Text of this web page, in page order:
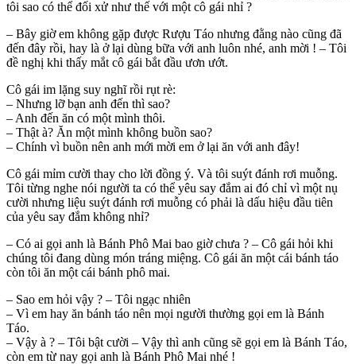
tôi sao có thể đối xử như thế với một cô gái nhỉ ?
– Bây giờ em không gặp được Rượu Táo nhưng đằng nào cũng đã
đến đây rồi, hay là ở lại dùng bữa với anh luôn nhé, anh mời ! – Tôi
đề nghị khi thấy mắt cô gái bắt đầu ươn ướt.
Cô gái im lặng suy nghĩ rồi rụt rè:
– Nhưng lỡ bạn anh đến thì sao?
– Anh đến ăn có một mình thôi.
– Thật à? Ăn một mình không buồn sao?
– Chính vì buồn nên anh mới mời em ở lại ăn với anh đây!
Cô gái mỉm cười thay cho lời đồng ý. Và tôi suýt đánh rơi muỗng.
Tôi từng nghe nói người ta có thể yêu say đắm ai đó chỉ vì một nụ
cười nhưng liệu suýt đánh rơi muỗng có phải là dấu hiệu đầu tiên
của yêu say đắm không nhỉ?
– Có ai gọi anh là Bánh Phô Mai bao giờ chưa ? – Cô gái hỏi khi
chúng tôi đang dùng món tráng miệng. Cô gái ăn một cái bánh táo
còn tôi ăn một cái bánh phô mai.
– Sao em hỏi vậy ? – Tôi ngạc nhiên
– Vì em hay ăn bánh táo nên mọi người thường gọi em là Bánh
Táo.
– Vậy à ? – Tôi bật cười – Vậy thì anh cũng sẽ gọi em là Bánh Táo,
còn em từ nay gọi anh là Bánh Phô Mai nhé !